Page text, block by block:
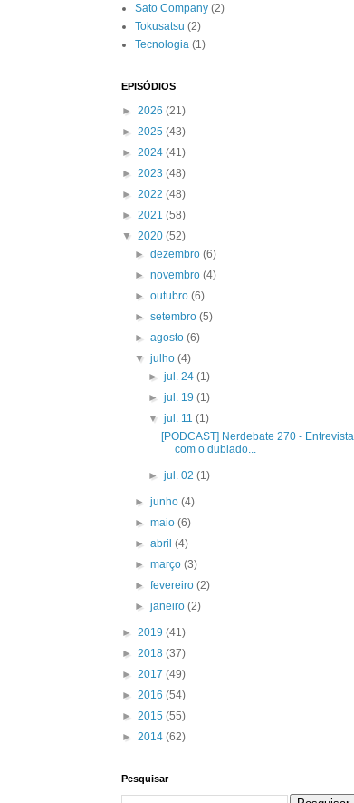
Sato Company (2)
Tokusatsu (2)
Tecnologia (1)
EPISÓDIOS
► 2026 (21)
► 2025 (43)
► 2024 (41)
► 2023 (48)
► 2022 (48)
► 2021 (58)
▼ 2020 (52)
►dezembro(6)
►novembro(4)
►outubro(6)
►setembro(5)
►agosto(6)
▼julho(4)
► jul. 24 (1)
► jul. 19 (1)
▼ jul. 11 (1)
[PODCAST] Nerdebate 270 - Entrevista
com o dublado...
► jul. 02 (1)
►junho(4)
►maio(6)
►abril(4)
►março(3)
►fevereiro(2)
►janeiro(2)
► 2019 (41)
► 2018 (37)
► 2017 (49)
► 2016 (54)
► 2015 (55)
► 2014 (62)
Pesquisar